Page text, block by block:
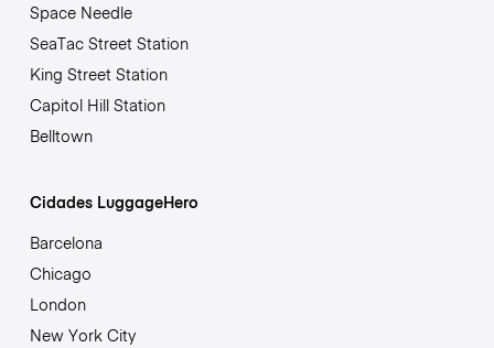
Space Needle
SeaTac Street Station
King Street Station
Capitol Hill Station
Belltown
Cidades LuggageHero
Barcelona
Chicago
London
New York City